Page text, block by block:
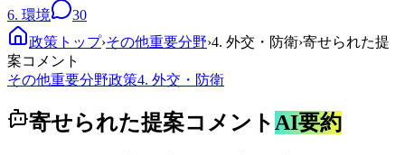
6. 環境
30
政策トップ›その他重要分野›4. 外交・防衛›寄せられた提
案コメント
その他重要分野政策4. 外交・防衛
寄せられた提案コメントAI要約